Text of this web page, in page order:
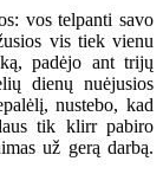
vos telpanti savo
vis tiek vienu
padėjo ant trijų
dienų nuėjusios
nustebo, kad
tik klirr pabiro
už gerą darbą.